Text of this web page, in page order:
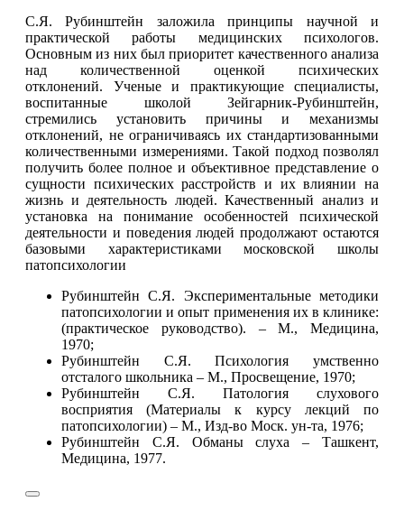
С.Я. Рубинштейн заложила принципы научной и
практической работы медицинских психологов.
Основным из них был приоритет качественного анализа
над количественной оценкой психических
отклонений. Ученые и практикующие специалисты,
воспитанные школой Зейгарник-Рубинштейн,
стремились установить причины и механизмы
отклонений, не ограничиваясь их стандартизованными
количественными измерениями. Такой подход позволял
получить более полное и объективное представление о
сущности психических расстройств и их влиянии на
жизнь и деятельность людей. Качественный анализ и
установка на понимание особенностей психической
деятельности и поведения людей продолжают остаются
базовыми характеристиками московской школы
патопсихологии
Рубинштейн С.Я. Экспериментальные методики
патопсихологии и опыт применения их в клинике:
(практическое руководство). – М., Медицина,
1970;
Рубинштейн С.Я. Психология умственно
отсталого школьника – М., Просвещение, 1970;
Рубинштейн С.Я. Патология слухового
восприятия (Материалы к курсу лекций по
патопсихологии) – М., Изд-во Моск. ун-та, 1976;
Рубинштейн С.Я. Обманы слуха – Ташкент,
Медицина, 1977.